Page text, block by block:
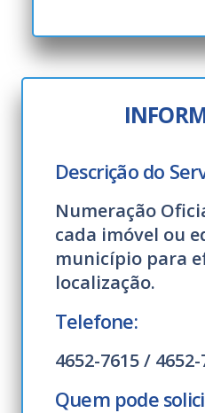
Descrição do
Numeração
cada imóvel ou
município para
localização.
Telefone:
4652-7615 / 4652-
Quem pode